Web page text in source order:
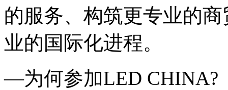
的服务、构筑更专业的
业的国际化进程。
—为何参加LED CHINA?